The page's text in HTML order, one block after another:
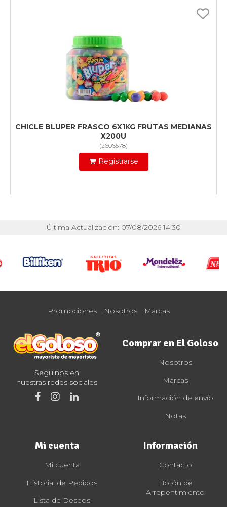
CHICLE BLUPER FRASCO 6X1KG FRUTAS MEDIANAS
X200U
(2606578)
Registrarse
Última Actualización: 07/08/2026 14:30
Promociones Nosotros Marcas
Seguinos en
nuestras redes sociales
Comprar en El Goloso
Nosotros
Marcas
Información de envío
Notas
Mi cuenta
Mi cuenta
Historial de Pedidos
Lista de Deseos
Información
Contacto
Botón de
Arrepentimiento